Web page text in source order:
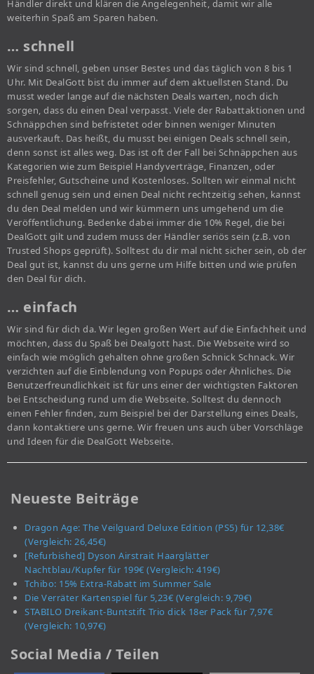
Händler direkt und klären die Angelegenheit, damit wir alle
weiterhin Spaß am Sparen haben.
… schnell
Wir sind schnell, geben unser Bestes und das täglich von 8 bis 1
Uhr. Mit DealGott bist du immer auf dem aktuellsten Stand. Du
musst weder lange auf die nächsten Deals warten, noch dich
sorgen, dass du einen Deal verpasst. Viele der Rabattaktionen und
Schnäppchen sind befristetet oder binnen weniger Minuten
ausverkauft. Das heißt, du musst bei einigen Deals schnell sein,
denn sonst ist alles weg. Das ist oft der Fall bei Schnäppchen aus
Kategorien wie zum Beispiel Handyverträge, Finanzen, oder
Preisfehler, Gutscheine und Kostenloses. Sollten wir einmal nicht
schnell genug sein und einen Deal nicht rechtzeitig sehen, kannst
du den Deal melden und wir kümmern uns umgehend um die
Veröffentlichung. Bedenke dabei immer die 10% Regel, die bei
DealGott gilt und zudem muss der Händler seriös sein (z.B. von
Trusted Shops geprüft). Solltest du dir mal nicht sicher sein, ob der
Deal gut ist, kannst du uns gerne um Hilfe bitten und wie prüfen
den Deal für dich.
… einfach
Wir sind für dich da. Wir legen großen Wert auf die Einfachheit und
möchten, dass du Spaß bei Dealgott hast. Die Webseite wird so
einfach wie möglich gehalten ohne großen Schnick Schnack. Wir
verzichten auf die Einblendung von Popups oder Ähnliches. Die
Benutzerfreundlichkeit ist für uns einer der wichtigsten Faktoren
bei Entscheidung rund um die Webseite. Solltest du dennoch
einen Fehler finden, zum Beispiel bei der Darstellung eines Deals,
dann kontaktiere uns gerne. Wir freuen uns auch über Vorschläge
und Ideen für die DealGott Webseite.
Neueste Beiträge
Dragon Age: The Veilguard Deluxe Edition (PS5) für 12,38€
(Vergleich: 26,45€)
[Refurbished] Dyson Airstrait Haarglätter
Nachtblau/Kupfer für 199€ (Vergleich: 419€)
Tchibo: 15% Extra-Rabatt im Summer Sale
Die Verräter Kartenspiel für 5,23€ (Vergleich: 9,79€)
STABILO Dreikant-Buntstift Trio dick 18er Pack für 7,97€
(Vergleich: 10,97€)
Social Media / Teilen